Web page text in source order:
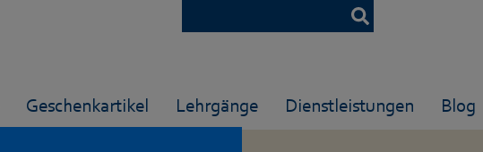
Geschenkartikel Lehrgänge Dienstleistungen Blog